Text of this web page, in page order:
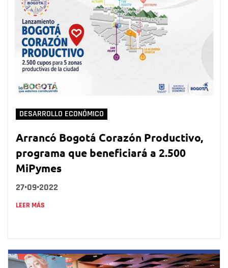
DESARROLLO ECONÓMICO
Arrancó Bogotá Corazón Productivo,
programa que beneficiará a 2.500
MiPymes
27•09•2022
LEER MÁS